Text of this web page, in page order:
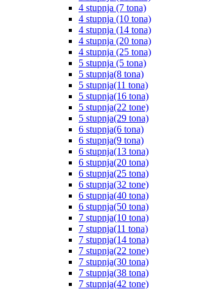
4 stupnja (7 tona)
4 stupnja (10 tona)
4 stupnja (14 tona)
4 stupnja (20 tona)
4 stupnja (25 tona)
5 stupnja (5 tona)
5 stupnja(8 tona)
5 stupnja(11 tona)
5 stupnja(16 tona)
5 stupnja(22 tone)
5 stupnja(29 tona)
6 stupnja(6 tona)
6 stupnja(9 tona)
6 stupnja(13 tona)
6 stupnja(20 tona)
6 stupnja(25 tona)
6 stupnja(32 tone)
6 stupnja(40 tona)
6 stupnja(50 tona)
7 stupnja(10 tona)
7 stupnja(11 tona)
7 stupnja(14 tona)
7 stupnja(22 tone)
7 stupnja(30 tona)
7 stupnja(38 tona)
7 stupnja(42 tone)